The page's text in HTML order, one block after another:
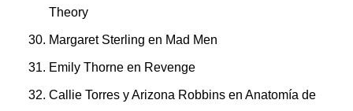
Theory
Margaret Sterling en Mad Men
Emily Thorne en Revenge
Callie Torres y Arizona Robbins en Anatomía de